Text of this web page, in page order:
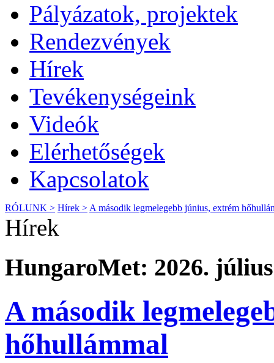
Pályázatok, projektek
Rendezvények
Hírek
Tevékenységeink
Videók
Elérhetőségek
Kapcsolatok
RÓLUNK > Hírek > A második legmelegebb június, extrém
Hírek
HungaroMet: 2026.
A második
hőhullámmal